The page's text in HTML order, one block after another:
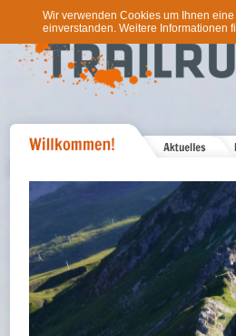
Wir verwenden Cookies um Ihnen
einverstanden. Weitere Informationen